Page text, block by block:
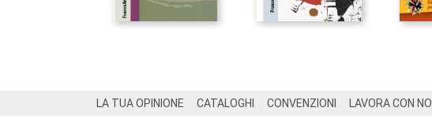
LA TUA OPINIONE CATALOGHI CONVENZIONI LAVORA CON NOI